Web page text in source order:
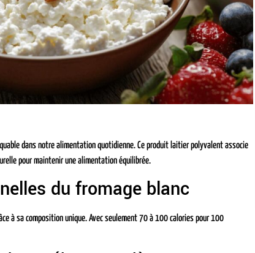
dans notre alimentation quotidienne. Ce produit laitier polyvalent associe
pour maintenir une alimentation équilibrée.
du fromage blanc
à sa composition unique. Avec seulement 70 à 100 calories pour 100